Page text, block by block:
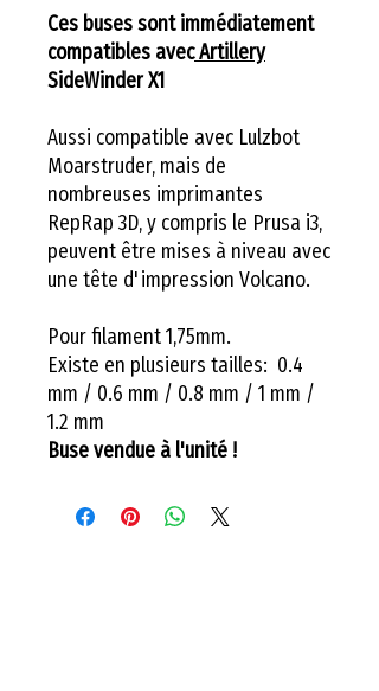
Ces buses sont immédiatement
compatibles avecArtillery
SideWinder X1
Aussi compatible avec Lulzbot
Moarstruder, mais de
nombreuses imprimantes
RepRap 3D, y compris le Prusa i3,
peuvent être mises à niveau avec
une tête d'impression Volcano.
Pour filament 1,75mm.
Existe en plusieurs tailles: 0.4
mm / 0.6 mm / 0.8 mm / 1 mm /
1.2 mm
Buse vendue à l'unité !